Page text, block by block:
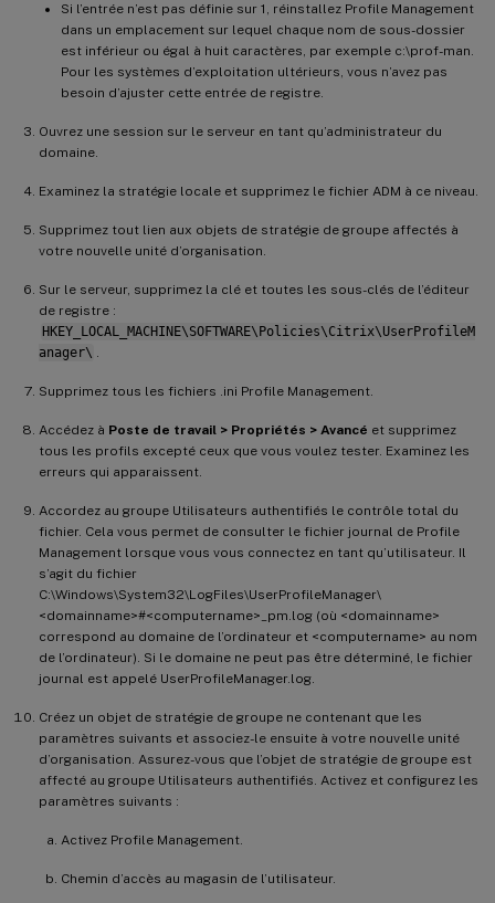
Si l’entrée n’est pas définie sur 1, réinstallez Profile Management
dans un emplacement sur lequel chaque nom de sous-dossier
est inférieur ou égal à huit caractères, par exemple c:\prof-man.
Pour les systèmes d’exploitation ultérieurs, vous n’avez pas
besoin d’ajuster cette entrée de registre.
Ouvrez une session sur le serveur en tant qu’administrateur du
domaine.
Examinez la stratégie locale et supprimez le fichier ADM à ce niveau.
Supprimez tout lien aux objets de stratégie de groupe affectés à
votre nouvelle unité d’organisation.
Sur le serveur, supprimez la clé et toutes les sous-clés de l’éditeur
de registre :
HKEY_LOCAL_MACHINE\SOFTWARE\Policies\Citrix\UserProfileM
anager\
Supprimez tous les fichiers .ini Profile Management.
Accédez à Poste de travail > Propriétés > Avancé et supprimez
tous les profils excepté ceux que vous voulez tester. Examinez les
erreurs qui apparaissent.
Accordez au groupe Utilisateurs authentifiés le contrôle total du
fichier. Cela vous permet de consulter le fichier journal de Profile
Management lorsque vous vous connectez en tant qu’utilisateur. Il
s’agit du fichier
C:\Windows\System32\LogFiles\UserProfileManager\
<domainname>#<computername>_pm.log (où <domainname>
correspond au domaine de l’ordinateur et <computername> au nom
de l’ordinateur). Si le domaine ne peut pas être déterminé, le fichier
journal est appelé UserProfileManager.log.
Créez un objet de stratégie de groupe ne contenant que les
paramètres suivants et associez-le ensuite à votre nouvelle unité
d’organisation. Assurez-vous que l’objet de stratégie de groupe est
affecté au groupe Utilisateurs authentifiés. Activez et configurez les
paramètres suivants :
Activez Profile Management.
Chemin d’accès au magasin de l’utilisateur.